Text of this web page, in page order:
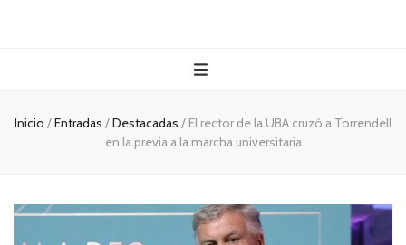
Todo es
(rosca)
política
Inicio /Entradas /Destacadas / El rector de la UBA cruzó a Torrendell
en la previa a la marcha universitaria